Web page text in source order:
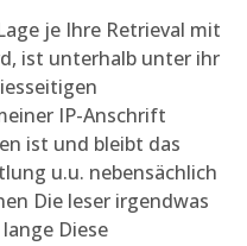
je Ihre Retrieval mit
ist unterhalb unter ihr
IP-Anschrift
ist und bleibt das
u.u. nebensächlich
Die leser irgendwas
Diese